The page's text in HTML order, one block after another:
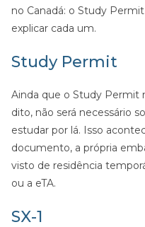
no Canadá: o Study
explicar cada um.
Study Permit
Ainda que o Study Permit
dito, não será necessário
estudar por lá. Isso
documento, a própria
visto de residência
ou a eTA.
SX-1